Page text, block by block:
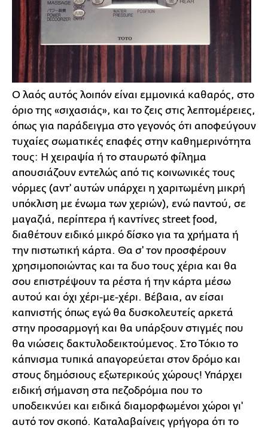
Ο λαός αυτός λοιπόν είναι εμμονικά καθαρός, στο
όριο της «σιχασιάς», και το ζεις στις λεπτομέρειες,
όπως για παράδειγμα στο γεγονός ότι αποφεύγουν
τυχαίες σωματικές επαφές στην καθημερινότητα
τους: Η χειραψία ή το σταυρωτό φίλημα
απουσιάζουν εντελώς από τις κοινωνικές τους
νόρμες (αντ' αυτών υπάρχει η χαριτωμένη μικρή
υπόκλιση με ένωμα των χεριών), ενώ παντού, σε
μαγαζιά, περίπτερα ή καντίνες street food,
διαθέτουν ειδικό μικρό δίσκο για τα χρήματα ή
την πιστωτική κάρτα. Θα σ' τον προσφέρουν
χρησιμοποιώντας και τα δυο τους χέρια και θα
σου επιστρέψουν τα ρέστα ή την κάρτα μέσω
αυτού και όχι χέρι-με-χέρι. Βέβαια, αν είσαι
καπνιστής όπως εγώ θα δυσκολευτείς αρκετά
στην προσαρμογή και θα υπάρξουν στιγμές που
θα νιώσεις δακτυλοδεικτούμενος. Στο Τόκιο το
κάπνισμα τυπικά απαγορεύεται στον δρόμο και
στους δημόσιους εξωτερικούς χώρους! Υπάρχει
ειδική σήμανση στα πεζοδρόμια που το
υποδεικνύει και ειδικά διαμορφωμένοι χώροι γι'
αυτό τον σκοπό. Καταλαβαίνεις γρήγορα ότι το